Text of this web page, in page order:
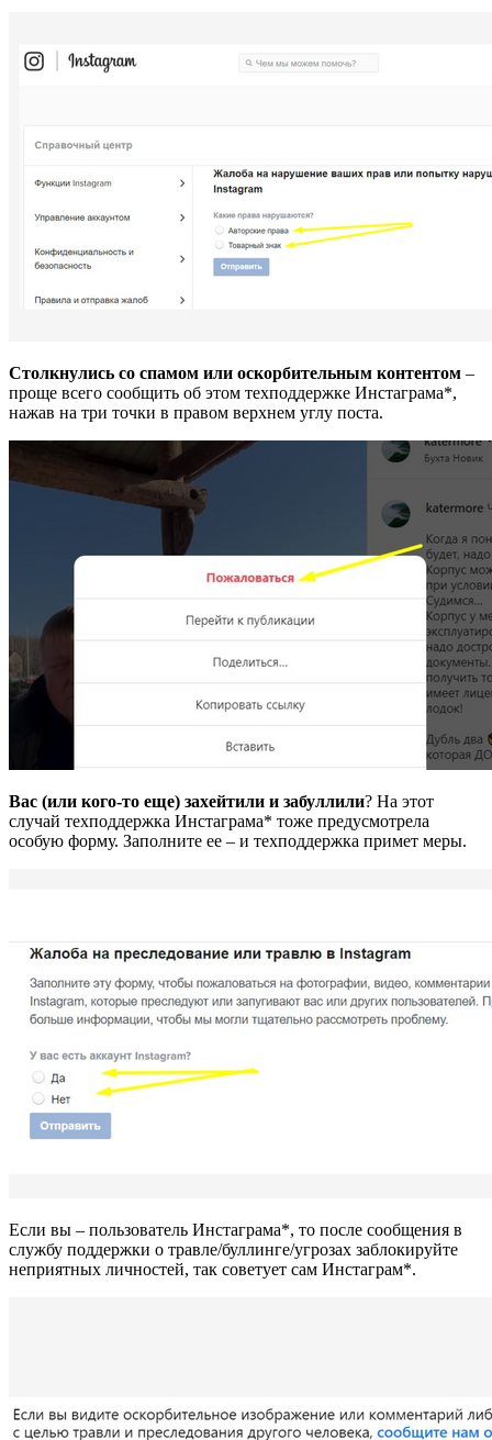
Столкнулись со спамом или оскорбительным контентом –
проще всего сообщить об этом техподдержке Инстаграма*,
нажав на три точки в правом верхнем углу поста.
Вас (или кого-то еще) захейтили и забуллили? На этот
случай техподдержка Инстаграма* тоже предусмотрела
особую форму. Заполните ее – и техподдержка примет меры.
Если вы – пользователь Инстаграма*, то после сообщения в
службу поддержки о травле/буллинге/угрозах заблокируйте
неприятных личностей, так советует сам Инстаграм*.